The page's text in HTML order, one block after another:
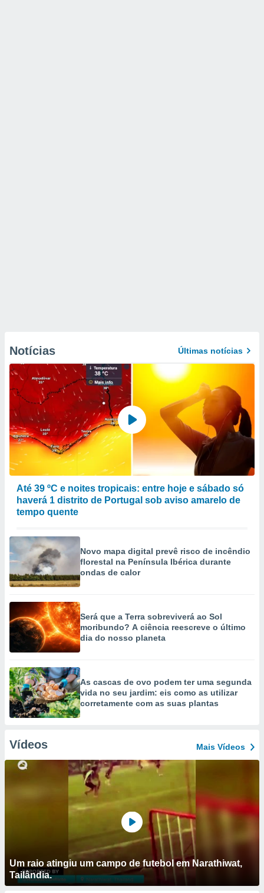
Notícias Últimas notícias
Até 39 ºC e noites tropicais: entre hoje e sábado só
haverá 1 distrito de Portugal sob aviso amarelo de
tempo quente
Novo mapa digital prevê risco de incêndio
florestal na Península Ibérica durante
ondas de calor
Será que a Terra sobreviverá ao Sol
moribundo? A ciência reescreve o último
dia do nosso planeta
As cascas de ovo podem ter uma segunda
vida no seu jardim: eis como as utilizar
corretamente com as suas plantas
Vídeos Mais Vídeos
Um raio atingiu um campo de futebol em Narathiwat,
Tailândia.